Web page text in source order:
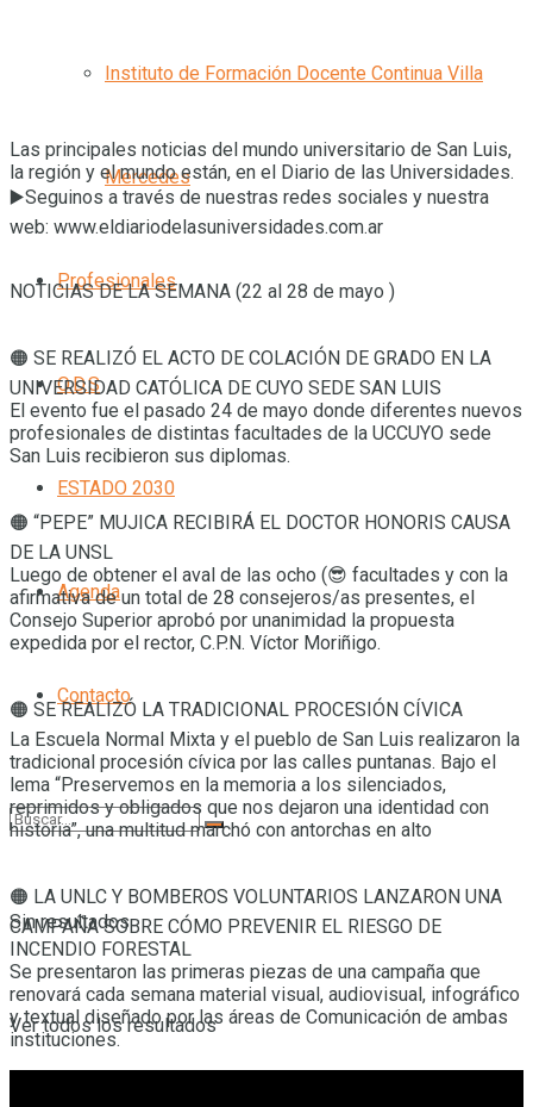
Instituto de Formación Docente Continua Villa
Mercedes
Profesionales
O.D.S
ESTADO 2030
Agenda
Contacto
Sin resultados
Ver todos los resultados
Las principales noticias del mundo universitario de San Luis,
la región y el mundo están, en el Diario de las Universidades.
▶️Seguinos a través de nuestras redes sociales y nuestra
web: www.eldiariodelasuniversidades.com.ar
NOTICIAS DE LA SEMANA (22 al 28 de mayo )
🟠 SE REALIZÓ EL ACTO DE COLACIÓN DE GRADO EN LA
UNIVERSIDAD CATÓLICA DE CUYO SEDE SAN LUIS
El evento fue el pasado 24 de mayo donde diferentes nuevos
profesionales de distintas facultades de la UCCUYO sede
San Luis recibieron sus diplomas.
🟠 “PEPE” MUJICA RECIBIRÁ EL DOCTOR HONORIS CAUSA
DE LA UNSL
Luego de obtener el aval de las ocho (😎 facultades y con la
afirmativa de un total de 28 consejeros/as presentes, el
Consejo Superior aprobó por unanimidad la propuesta
expedida por el rector, C.P.N. Víctor Moriñigo.
🟠 SE REALIZÓ LA TRADICIONAL PROCESIÓN CÍVICA
La Escuela Normal Mixta y el pueblo de San Luis realizaron la
tradicional procesión cívica por las calles puntanas. Bajo el
lema “Preservemos en la memoria a los silenciados,
reprimidos y obligados que nos dejaron una identidad con
historia”, una multitud marchó con antorchas en alto
🟠 LA UNLC Y BOMBEROS VOLUNTARIOS LANZARON UNA
CAMPAÑA SOBRE CÓMO PREVENIR EL RIESGO DE
INCENDIO FORESTAL
Se presentaron las primeras piezas de una campaña que
renovará cada semana material visual, audiovisual, infográfico
y textual diseñado por las áreas de Comunicación de ambas
instituciones.